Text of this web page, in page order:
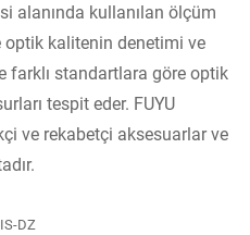
alanında kullanılan ölçüm
optik kalitenin denetimi ve
farklı standartlara göre optik
tespit eder. FUYU
ve rekabetçi aksesuarlar ve
DZ